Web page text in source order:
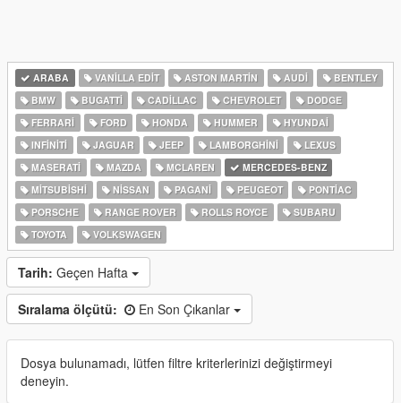
ARABA VANILLA EDIT ASTON MARTIN AUDI
BENTLEY
BMW
BUGATTI CADILLAC CHEVROLET
DODGE
FERRARI
FORD HONDA HUMMER
HYUNDAI
INFINITI
JAGUAR JEEP LAMBORGHINI
LEXUS
MASERATI
MAZDA MCLAREN
MERCEDES-BENZ
MITSUBISHI
NISSAN PAGANI PEUGEOT
PONTIAC
PORSCHE
RANGE ROVER ROLLS ROYCE
SUBARU
TOYOTA
VOLKSWAGEN
Tarih: Geçen Hafta
Sıralama ölçütü: En Son Çıkanlar
Dosya bulunamadı, lütfen filtre kriterlerinizi değiştirmeyi
deneyin.